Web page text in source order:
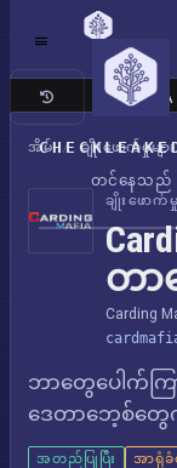
တင်နေသည်
ကလက်စစ် ဆိုက်
အိမ် / ချိုးဖောက်မှုများ
ချိုးဖော
တာ
Carding
ဘာတွေပေါက်က
ဒေတာဘေ့စ်တွ
အတည်ပြုပြီး အာရုံ